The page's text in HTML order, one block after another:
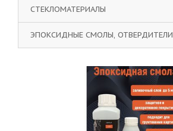
СТЕКЛОМАТЕРИАЛЫ
ЭПОКСИДНЫЕ СМОЛЫ, ОТВЕРДИТЕЛИ